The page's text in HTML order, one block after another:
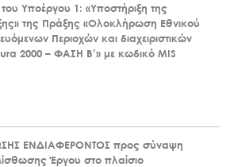
Υποέργου 1: «Υποστήριξη της
της Πράξης «Ολοκλήρωση Εθνικού
Περιοχών και διαχειριστικών
2000 – ΦΑΣΗ Β’» με κωδικό MIS
ΕΝΔΙΑΦΕΡΟΝΤΟΣ προς σύναψη
Έργου στο πλαίσιο